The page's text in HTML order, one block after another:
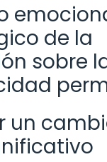
de la
sobre
un